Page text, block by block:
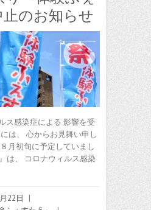
のお知らせ
ス感染症による 影響を受
は、 心からお見舞い申し
月初旬に予定していまし
は、 コロナウィルス感染
22日
|